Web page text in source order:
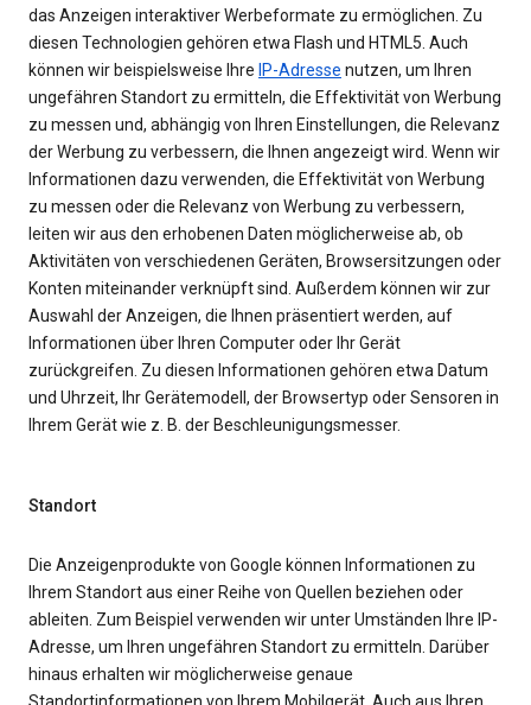
das Anzeigen interaktiver Werbeformate zu ermöglichen. Zu
diesen Technologien gehören etwa Flash und HTML5. Auch
können wir beispielsweise Ihre IP-Adresse nutzen, um Ihren
ungefähren Standort zu ermitteln, die Effektivität von Werbung
zu messen und, abhängig von Ihren Einstellungen, die Relevanz
der Werbung zu verbessern, die Ihnen angezeigt wird. Wenn wir
Informationen dazu verwenden, die Effektivität von Werbung
zu messen oder die Relevanz von Werbung zu verbessern,
leiten wir aus den erhobenen Daten möglicherweise ab, ob
Aktivitäten von verschiedenen Geräten, Browsersitzungen oder
Konten miteinander verknüpft sind. Außerdem können wir zur
Auswahl der Anzeigen, die Ihnen präsentiert werden, auf
Informationen über Ihren Computer oder Ihr Gerät
zurückgreifen. Zu diesen Informationen gehören etwa Datum
und Uhrzeit, Ihr Gerätemodell, der Browsertyp oder Sensoren in
Ihrem Gerät wie z. B. der Beschleunigungsmesser.
Standort
Die Anzeigenprodukte von Google können Informationen zu
Ihrem Standort aus einer Reihe von Quellen beziehen oder
ableiten. Zum Beispiel verwenden wir unter Umständen Ihre IP-
Adresse, um Ihren ungefähren Standort zu ermitteln. Darüber
hinaus erhalten wir möglicherweise genaue